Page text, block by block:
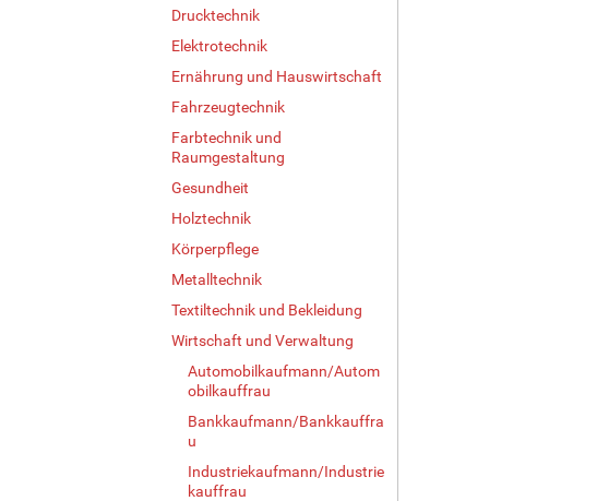
Drucktechnik
Elektrotechnik
Ernährung und Hauswirtschaft
Fahrzeugtechnik
Farbtechnik und
Raumgestaltung
Gesundheit
Holztechnik
Körperpflege
Metalltechnik
Textiltechnik und Bekleidung
Wirtschaft und Verwaltung
Automobilkaufmann/Autom
obilkauffrau
Bankkaufmann/Bankkauffra
u
Industriekaufmann/Industrie
kauffrau